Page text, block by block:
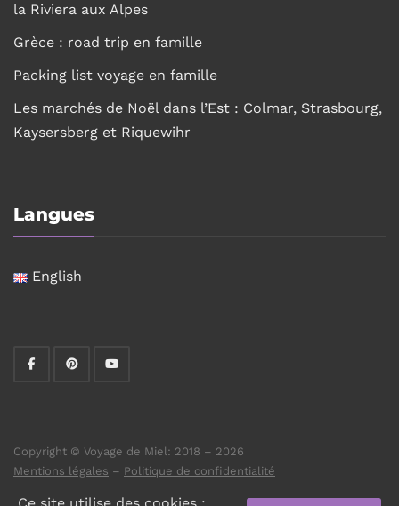
la Riviera aux Alpes
Grèce : road trip en famille
Packing list voyage en famille
Les marchés de Noël dans l’Est : Colmar, Strasbourg,
Kaysersberg et Riquewihr
Langues
English
Copyright © Voyage de Miel: 2018 – 2026
Mentions légales – Politique de confidentialité